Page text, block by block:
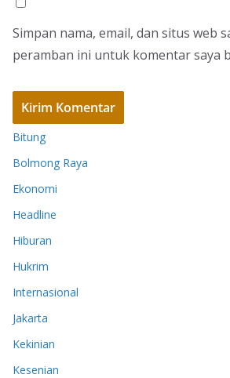
Simpan nama, email, dan situs web
peramban ini untuk komentar saya
Bitung
Bolmong Raya
Ekonomi
Headline
Hiburan
Hukrim
Internasional
Jakarta
Kekinian
Kesenian